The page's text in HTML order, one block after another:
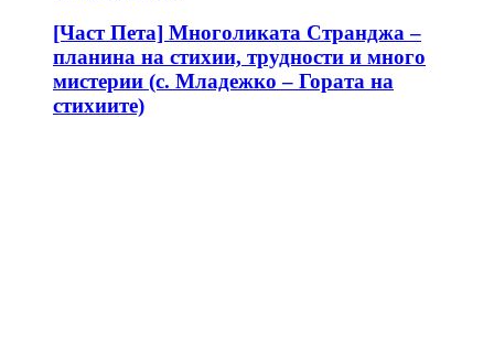
[Част Пета] Многоликата Странджа –
планина на стихии, трудности и много
мистерии (с. Младежко – Гората на
стихиите)